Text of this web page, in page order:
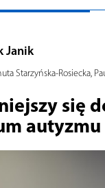
Janik
Starzyńska-Rosiecka,
się
autyzmu